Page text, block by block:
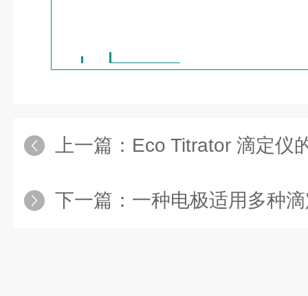
上一篇： Eco Titrator 滴定仪
下一篇： 一种电极适用多种